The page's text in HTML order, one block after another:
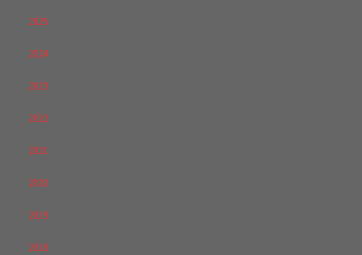
2025
2024
2023
2022
2021
2020
2019
2018